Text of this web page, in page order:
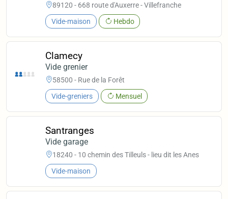
89120 - 668 route d'Auxerre - Villefranche
Vide-maison Hebdo
Clamecy
Vide grenier
58500 - Rue de la Forêt
Vide-greniers Mensuel
Santranges
Vide garage
18240 - 10 chemin des Tilleuls - lieu dit les Anes
Vide-maison